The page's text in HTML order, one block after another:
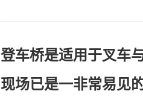
登车桥是适用于叉车
现场已是一非常易见